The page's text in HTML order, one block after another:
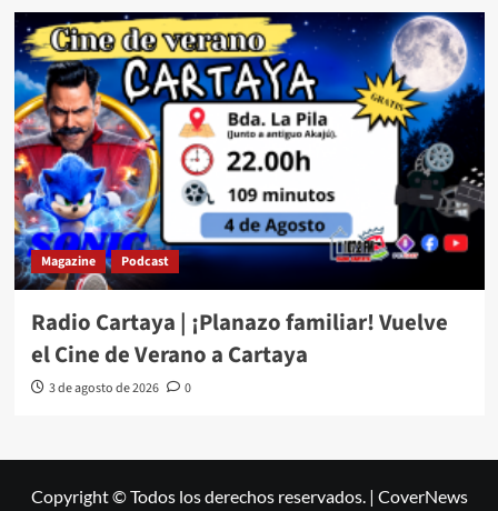
Magazine Podcast
Radio Cartaya | ¡Planazo familiar! Vuelve
el Cine de Verano a Cartaya
3 de agosto de 2026 0
Copyright © Todos los derechos reservados. | CoverNews